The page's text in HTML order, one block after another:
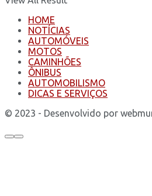
HOME
NOTÍCIAS
AUTOMÓVEIS
MOTOS
CAMINHÕES
ÔNIBUS
AUTOMOBILISMO
DICAS E SERVIÇOS
© 2023 - Desenvolvido por